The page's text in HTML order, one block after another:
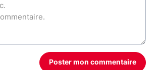
Poster mon commentaire